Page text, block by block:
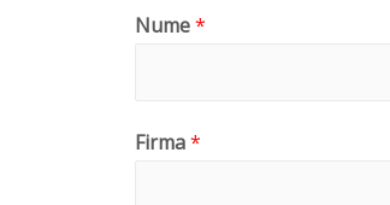
Nume*
Firma*